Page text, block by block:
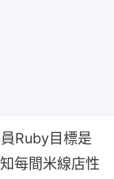
Ruby目標是
每間米線店性